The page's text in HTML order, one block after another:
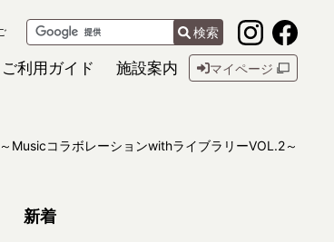
検索
ご利用ガイド 施設案内 マイページ
MusicコラボレーションwithライブラリーVOL.2～
新着